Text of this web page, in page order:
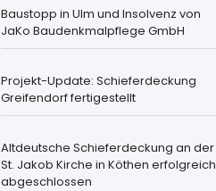
Baustopp in Ulm und Insolvenz von
JaKo Baudenkmalpflege GmbH
Projekt-Update: Schieferdeckung
Greifendorf fertigestellt
Altdeutsche Schieferdeckung an der
St. Jakob Kirche in Köthen erfolgreich
abgeschlossen